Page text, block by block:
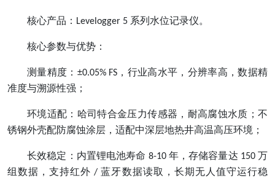
核心产品： Levelogger 5 系列水位记录仪。
核心参数与优势：
测量精度： ±0.05% FS ，行业高水平，分辨率高，数据精
准度与溯源性强；
环境适配：哈司特合金压力传感器，耐高腐蚀水质；不
锈钢外壳配防腐蚀涂层，适配中深层地热井高温高压环境；
长效稳定：内置锂电池寿命 8-10 年，存储容量达 150 万
组数据，支持红外 / 蓝牙数据读取，长期无人值守运行稳